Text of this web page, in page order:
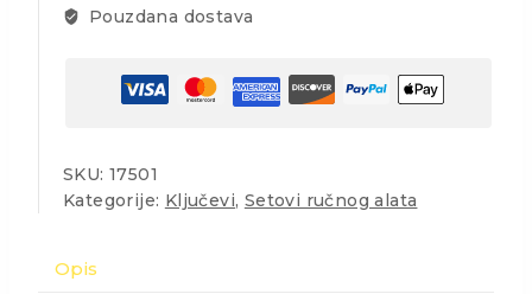
Pouzdana dostava
SKU: 17501
Kategorije: Ključevi, Setovi ručnog alata
Opis